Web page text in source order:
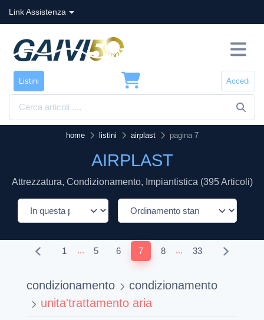
Link Assistenza
Listini Accedi
home listini airplast pagina 7
AIRPLAST
Attrezzatura, Condizionamento, Impiantistica (395 Articoli)
1 ... 5 6 7 8 ... 33
condizionamento
condizionamento
unita'trattamento aria